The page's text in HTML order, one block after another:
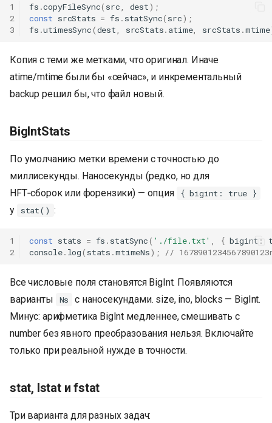
1
2
3
fs .copyFileSync( src, dest);
const srcStats = fs . statSync( src);
fs .utimesSync(dest, srcStats. atime, srcStats .mtime
Копия с теми же метками, что оригинал. Иначе
atime/mtime были бы «сейчас», и инкрементальный
backup решил бы, что файл новый.
BigIntStats
По умолчанию метки времени с точностью до
миллисекунды. Наносекунды (редко, но для
HFT‑сборок или форензики) — опция
{ bigint: true }
у stat() :
1
2
const stats = fs . statSync( './file.txt' , { bigint :
console. log( stats .mtimeNs); //
Все числовые поля становятся BigInt. Появляются
варианты
Ns
с наносекундами. size, ino, blocks — BigInt.
Минус: арифметика BigInt медленнее, смешивать с
number без явного преобразования нельзя. Включайте
только при реальной нужде в точности.
stat, lstat и fstat
Три варианта для разных задач: